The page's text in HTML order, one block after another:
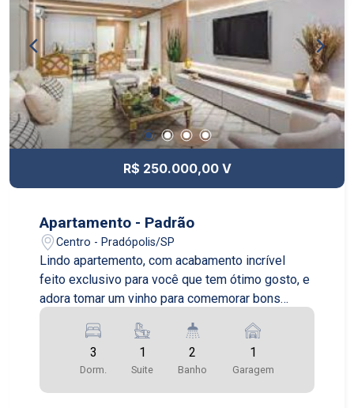
R$ 250.000,00 V
Apartamento - Padrão
Centro - Pradópolis/SP
Lindo apartemento, com acabamento incrível
feito exclusivo para você que tem ótimo gosto, e
adora tomar um vinho para comemorar bons
momentos
3
Dorm.
1
Suite
2
Banho
1
Garagem